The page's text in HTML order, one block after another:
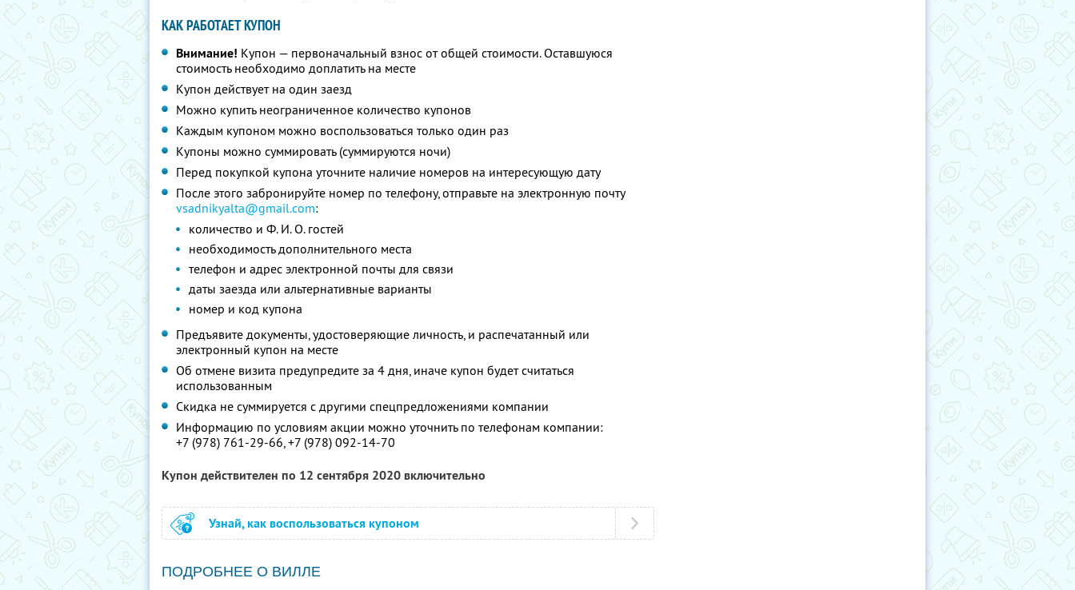
КАК РАБОТАЕТ КУПОН
Внимание! Купон — первоначальный взнос от общей стоимости. Оставшуюся
стоимость необходимо доплатить на месте
Купон действует на один заезд
Можно купить неограниченное количество купонов
Каждым купоном можно воспользоваться только один раз
Купоны можно суммировать (суммируются ночи)
Перед покупкой купона уточните наличие номеров на интересующую дату
После этого забронируйте номер по телефону, отправьте на электронную почту
vsadnikyalta@gmail.com:
количество и Ф. И. О. гостей
необходимость дополнительного места
телефон и адрес электронной почты для связи
даты заезда или альтернативные варианты
номер и код купона
Предъявите документы, удостоверяющие личность, и распечатанный или
электронный купон на месте
Об отмене визита предупредите за 4 дня, иначе купон будет считаться
использованным
Скидка не суммируется с другими спецпредложениями компании
Информацию по условиям акции можно уточнить по телефонам компании:
+7 (978) 761-29-66,+7 (978) 092-14-70
Купон действителен по 12 сентября 2020 включительно
Узнай, как воспользоваться купоном
ПОДРОБНЕЕ О ВИЛЛЕ